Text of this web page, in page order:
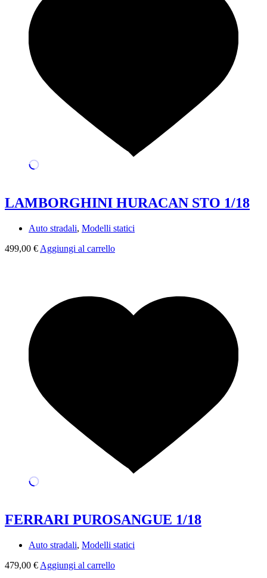
LAMBORGHINI HURACAN STO 1/18
Auto stradali, Modelli statici
499,00 € Aggiungi al carrello
FERRARI PUROSANGUE 1/18
Auto stradali, Modelli statici
479,00 € Aggiungi al carrello